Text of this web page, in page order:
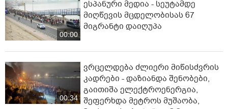
00:00
ესპანური მედია - სეუტამდე
მიღწევის მცდელობისას 67
მიგრანტი დაიღუპა
00:34
ვრცელდება ძლიერი მიწისძვრის
კადრები - დაზიანდა შენობები,
გაითიშა ელექტროენერგია,
შეფერხდა მეტროს მუშაობა,